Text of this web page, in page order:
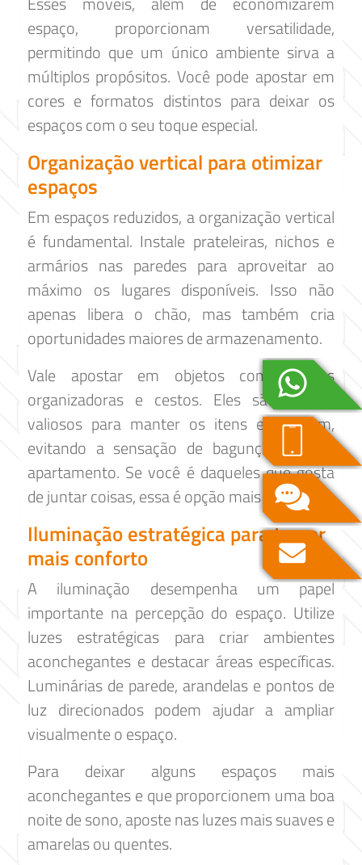
espaço, proporcionam versatilidade,
permitindo que um único ambiente sirva a
múltiplos propósitos. Você pode apostar em
cores e formatos distintos para deixar os
espaços com o seu toque especial.
Organização vertical para otimizar
espaços
Em espaços reduzidos, a organização vertical
é fundamental. Instale prateleiras, nichos e
armários nas paredes para aproveitar ao
máximo os lugares disponíveis. Isso não
apenas libera o chão, mas também cria
oportunidades maiores de armazenamento.
Vale apostar em objetos como caixas
organizadoras e cestos. Eles são aliados
valiosos para manter os itens em ordem,
evitando a sensação de bagunça em seu
apartamento. Se você é daqueles que gosta
de juntar coisas, essa é opção mais viável.
Iluminação estratégica para trazer
mais conforto
A iluminação desempenha um papel
importante na percepção do espaço. Utilize
luzes estratégicas para criar ambientes
aconchegantes e destacar áreas específicas.
Luminárias de parede, arandelas e pontos de
luz direcionados podem ajudar a ampliar
visualmente o espaço.
Para deixar alguns espaços mais
aconchegantes e que proporcionem uma boa
noite de sono, aposte nas luzes mais suaves e
amarelas ou quentes.